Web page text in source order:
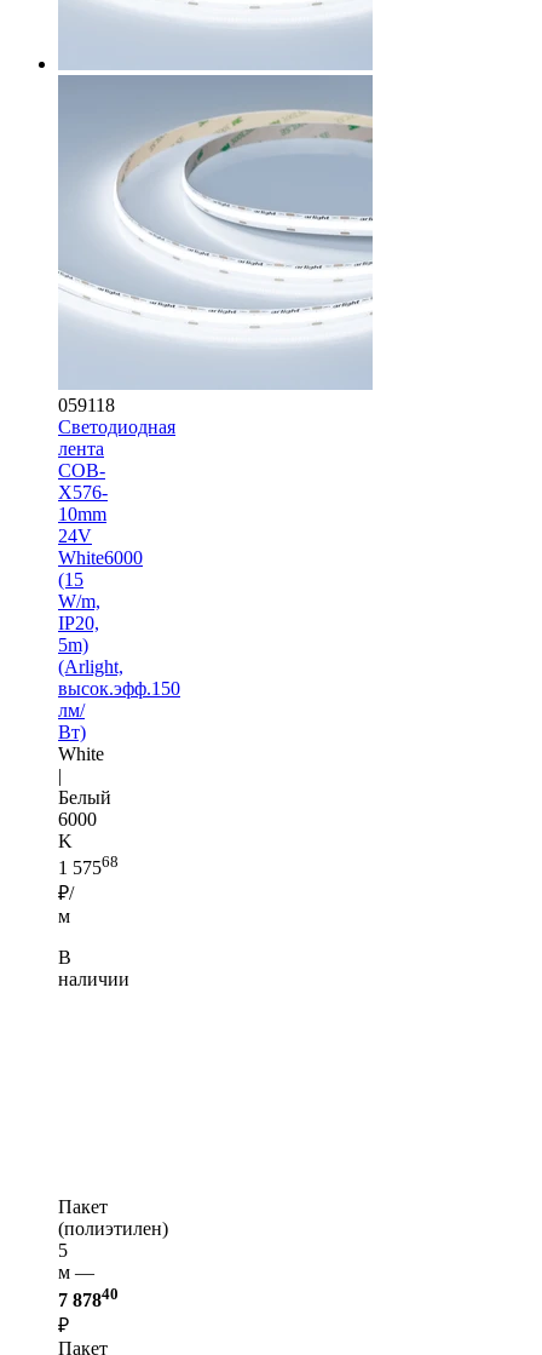
059118
Светодиодная
лента
COB-
X576-
10mm
24V
White6000
(15
W/m,
IP20,
5m)
(Arlight,
высок.эфф.150
лм/
Вт)
White
|
Белый
6000
K
1 57568
₽/
м
В
наличии
Пакет
(полиэтилен)
5
м —
7 87840
₽
Пакет